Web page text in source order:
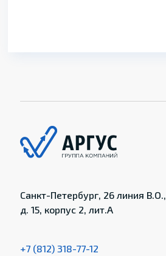
Санкт-Петербург, 26 линия В.О.,
д. 15, корпус 2, лит.А
+7 (812) 318-77-12